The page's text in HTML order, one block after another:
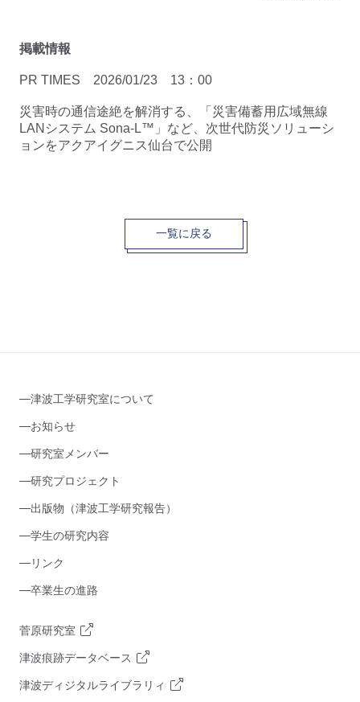
掲載情報
PR TIMES 2026/01/23 13：00
災害時の通信途絶を解消する、「災害備蓄用広域無線
LANシステム Sona-L™」など、次世代防災ソリューシ
ョンをアクアイグニス仙台で公開
一覧に戻る
津波工学研究室について
お知らせ
研究室メンバー
研究プロジェクト
出版物（津波工学研究報告）
学生の研究内容
リンク
卒業生の進路
菅原研究室
津波痕跡データベース
津波ディジタルライブラリィ